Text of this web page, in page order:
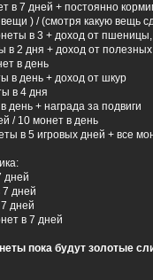
в 7 дней + постоянно
) / (смотря какую вещь
в 3 + доход от
в 2 дня + доход от
в день
в день + доход от шкур
в 4 дня
день + награда за подвиги
/ 10 монет в день
в 5 игровых дней + все
дней
дней
дней
в 7 дней
пока будут золотые